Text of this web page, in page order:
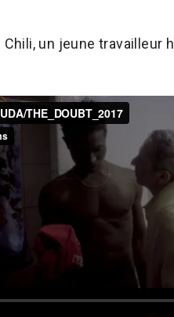
Chili, un jeune travailleur